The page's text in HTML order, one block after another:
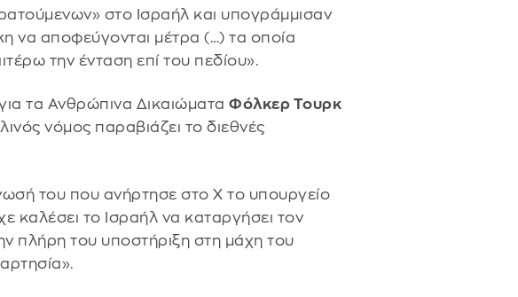
στο Ισραήλ και υπογράμμισαν
να αποφεύγονται μέτρα (…) τα οποία
την ένταση επί του πεδίου».
τα Ανθρώπινα ΔικαιώματαΦόλκερ Τουρκ
νόμος παραβιάζει το διεθνές
του που ανήρτησε στο Χ το υπουργείο
καλέσει το Ισραήλ να καταργήσει τον
πλήρη του υποστήριξη στη μάχη του